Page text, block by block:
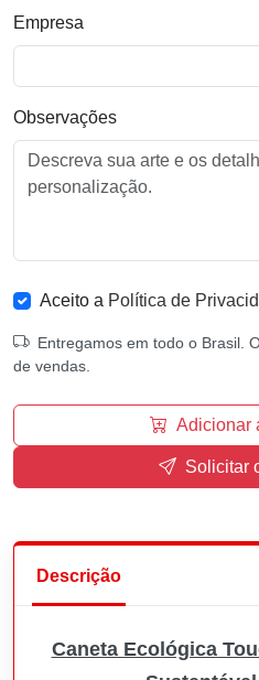
Empresa
Observações
Aceito a Política de
Entregamos em todo o Brasil.
de vendas.
Adicionar
Solicitar
Descrição
Caneta Ecológica